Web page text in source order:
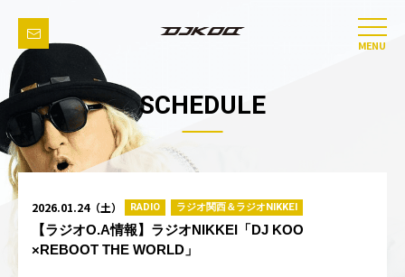
MENU
SCHEDULE
2026.01.24（土） RADIO
ラジオ関西＆ラジオNIKKEI
【ラジオO.A情報】ラジオNIKKEI「DJ KOO
×REBOOT THE WORLD」